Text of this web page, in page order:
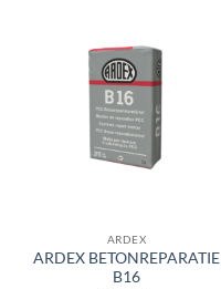
ARDEX
ARDEX BETONREPARATIE
B16